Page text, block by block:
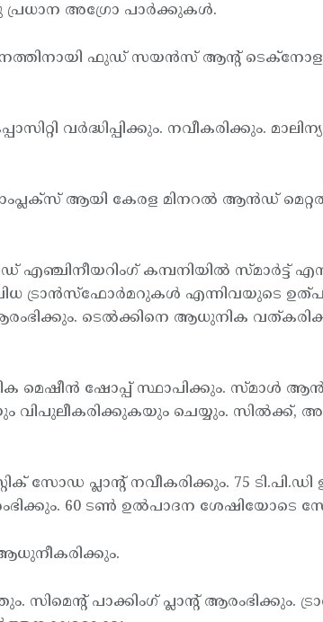
പ്രധാന അഗ്രോ പാര്‍ക്കുകള്‍.
ഫുഡ് സയന്‍സ് ആന്റ്
വര്‍ദ്ധിപ്പിക്കും. നവീകരിക്കും.
കോംപ്ലക്സ് ആയി കേരള മിനറല്‍ ആന്‍ഡ്
കമ്പനിയില്‍ സ്മാര്‍ട്ട്
ട്രാന്‍സ്ഫോര്‍മറുകള്‍ എന്നിവയുടെ
ആരംഭിക്കും. ടെല്‍ക്കിനെ ആധുനിക
മെഷീന്‍ ഷോപ്പ് സ്ഥാപിക്കും. സ്മാള്‍
ചെയ്യും. സില്‍ക്ക്,
സോഡ പ്ലാന്റ് നവീകരിക്കും. 75
60 ടണ്‍ ഉല്‍പാദന ശേഷിയോടെ
ആധുനീകരിക്കും.
സിമെന്റ് പാക്കിംഗ് പ്ലാന്റ്